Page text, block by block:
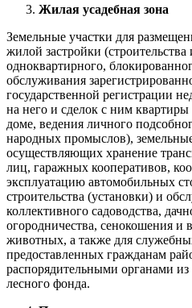
Жилая усадебная зона
Земельные участки для
жилой застройки
одноквартирного,
обслуживания
государственной регистрации
на него и сделок с ним
доме, ведения личного
народных промыслов),
осуществляющих хранение
лиц, гаражных кооперативов,
эксплуатацию автомобильных
строительства (установки) и
коллективного садоводства,
огородничества, сенокошения и
животных, а также для
предоставленных гражданам
распорядительными органами из
лесного фонда.